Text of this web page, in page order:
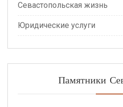
Севастопольская жизнь
Юридические услуги
Памятники